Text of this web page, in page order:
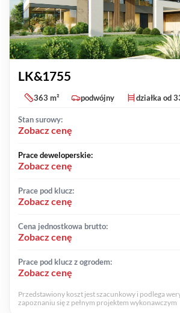
LK&1755
363 m² podwójny działka od
Stan surowy:
Zobacz cenę
Prace deweloperskie:
Zobacz cenę
Prace pod klucz:
Zobacz cenę
Cena jednostkowa brutto:
Zobacz cenę
Prace pod klucz z ogrodem:
Zobacz cenę
Przedstawiony koszt jest szacunkowy i podlega
zapoznaniu się z pełnym projektem wykonawczym